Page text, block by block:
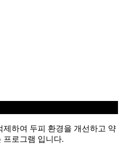
하여 두피 환경을 개선하고 약
프로그램 입니다.